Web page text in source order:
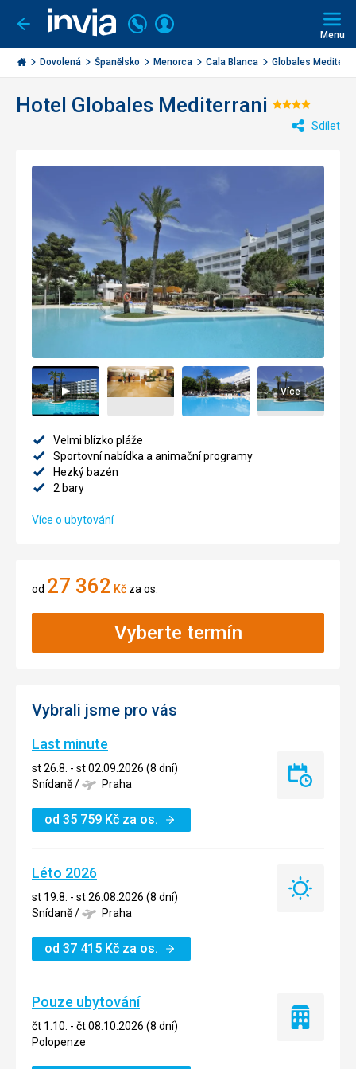
Jít
zpět
Invia.cz
Volejte
226
000
284
Přihlásit
Menu
Dovolená Španělsko Menorca Cala Blanca Globales
Hotel Globales Mediterrani
4/5
Sdílet
Více
Velmi blízko pláže
Sportovní nabídka a animační programy
Hezký bazén
2 bary
Více o ubytování
od 27 362 Kč za os.
Vyberte termín
Vybrali jsme pro vás
Last minute
st 26.8. - st 02.09.2026 (8 dní)
Snídaně/ Praha
od 35 759 Kč za os.
Last
Léto 2026
st 19.8. - st 26.08.2026 (8 dní)
Snídaně/ Praha
od 37 415 Kč za os.
Léto
Pouze ubytování
čt 1.10. - čt 08.10.2026 (8 dní)
Polopenze
Pouze